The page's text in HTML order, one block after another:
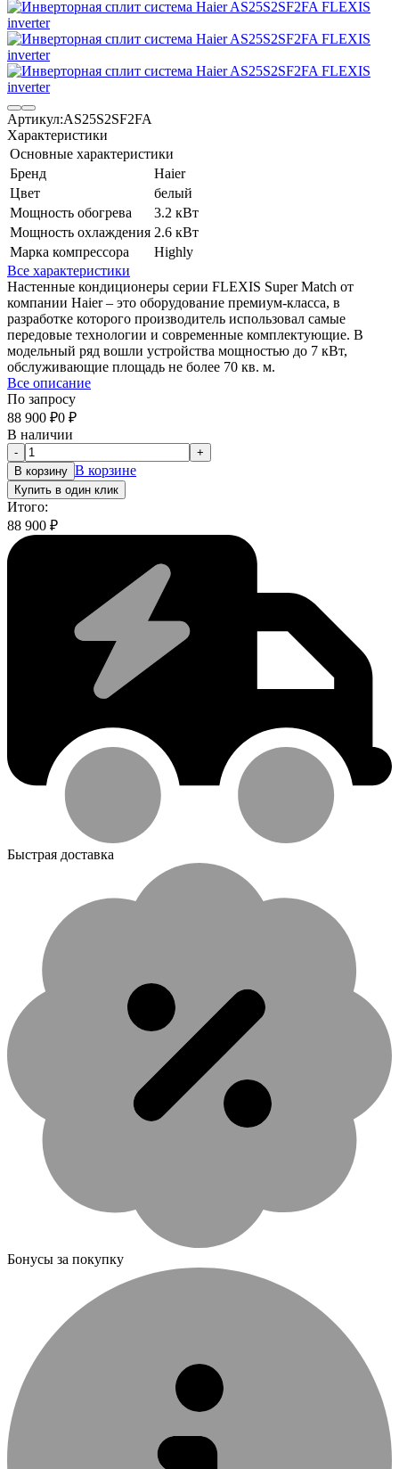
Артикул:AS25S2SF2FA
Характеристики
Основные характеристики
Бренд
Haier
Цвет
белый
Мощность обогрева
3.2 кВт
Мощность охлаждения 2.6 кВт
Марка компрессора
Highly
Все характеристики
Настенные кондиционеры серии FLEXIS Super Match от
компании Haier – это оборудование премиум-класса, в
разработке которого производитель использовал самые
передовые технологии и современные комплектующие. В
модельный ряд вошли устройства мощностью до 7 кВт,
обслуживающие площадь не более 70 кв. м.
Все описание
По запросу
88 900 ₽0 ₽
В наличии
-
+
В корзину В корзине
Купить в один клик
Итого:
88 900 ₽
Быстрая доставка
Бонусы за покупку